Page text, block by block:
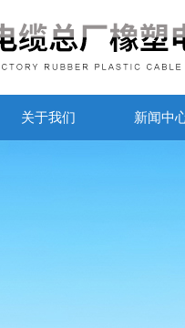
关于我们 新闻中